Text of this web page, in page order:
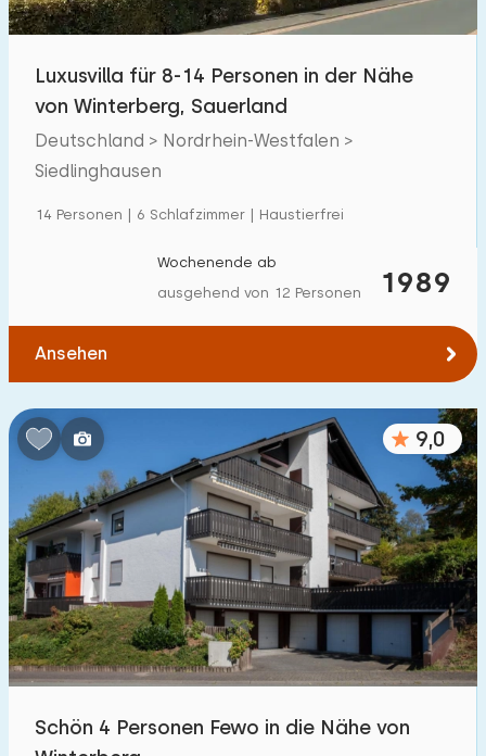
Luxusvilla für 8-14 Personen in der Nähe
von Winterberg, Sauerland
Deutschland > Nordrhein-Westfalen >
Siedlinghausen
14 Personen | 6 Schlafzimmer | Haustierfrei
1989
Wochenende ab
ausgehend von 12 Personen
Ansehen
9,0
Schön 4 Personen Fewo in die Nähe von